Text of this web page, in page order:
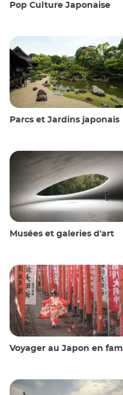
Pop Culture Japonaise
Parcs et Jardins japonais
Musées et galeries d'art
Voyager au Japon en famille